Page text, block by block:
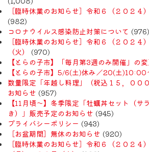
［臨時休業のお知らせ］令和６（２０２４
(982)
コロナウイルス感染防止対策について (976)
［臨時休業のお知らせ］令和６（２０２４
（火）
(970)
【とらの子市】「毎月第3週のみ開催」の
【とらの子市】5/6(土)休み／20(土)10:00
数量限定「年越し料理」（税込１５，００
お知らせ (957)
【11月頃〜】冬季限定「牡蠣丼セット（サ
き）」販売予定のお知らせ (945)
プライバシーポリシー (943)
［お盆期間］無休のお知らせ (920)
［臨時休業のお知らせ］令和６（２０２４